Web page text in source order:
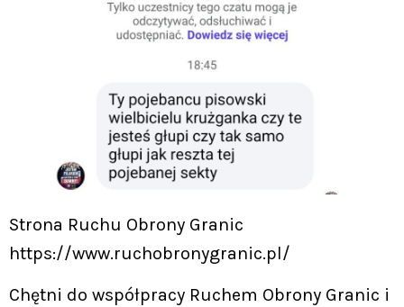
Strona Ruchu Obrony Granic
https://www.ruchobronygranic.pl/
Chętni do współpracy Ruchem Obrony Granic i